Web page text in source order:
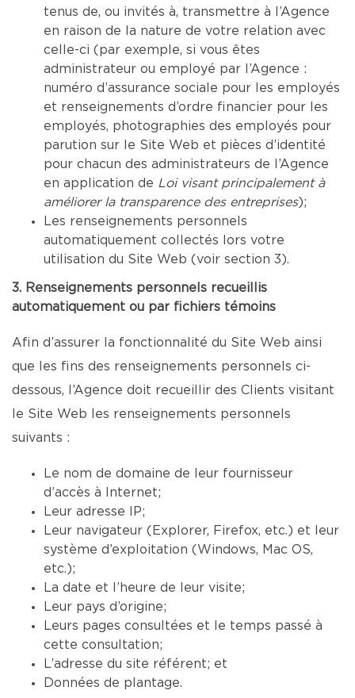
tenus de, ou invités à, transmettre à l’Agence
en raison de la nature de votre relation avec
celle-ci (par exemple, si vous êtes
administrateur ou employé par l’Agence :
numéro d’assurance sociale pour les employés
et renseignements d’ordre financier pour les
employés, photographies des employés pour
parution sur le Site Web et pièces d’identité
pour chacun des administrateurs de l’Agence
en application de Loi visant principalement à
améliorer la transparence des entreprises);
Les renseignements personnels
automatiquement collectés lors votre
utilisation du Site Web (voir section 3).
3. Renseignements personnels recueillis
automatiquement ou par fichiers témoins
Afin d’assurer la fonctionnalité du Site Web ainsi
que les fins des renseignements personnels ci-
dessous, l’Agence doit recueillir des Clients visitant
le Site Web les renseignements personnels
suivants :
Le nom de domaine de leur fournisseur
d’accès à Internet;
Leur adresse IP;
Leur navigateur (Explorer, Firefox, etc.) et leur
système d’exploitation (Windows, Mac OS,
etc.);
La date et l’heure de leur visite;
Leur pays d’origine;
Leurs pages consultées et le temps passé à
cette consultation;
L’adresse du site référent; et
Données de plantage.